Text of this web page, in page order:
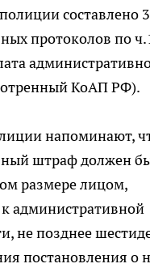
составлено
протоколов по
КоАП РФ).
напоминают,
штраф должен
размере лицом,
административной
не позднее
постановления о